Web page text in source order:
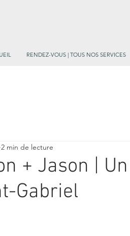
RENDEZ-VOUS | TOUS NOS SERVICES
+ Jason |
Gabriel
2 min de lecture